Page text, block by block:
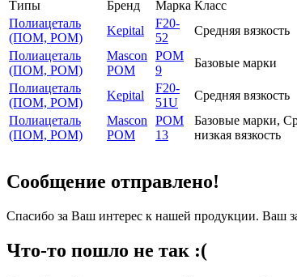
Типы Бренд Марка Класс
Полиацеталь
(ПОМ, POM)
Kepital
F20-
52
Средняя вязкость
Полиацеталь
(ПОМ, POM)
Mascon
POM
POM
9
Базовые марки
Полиацеталь
(ПОМ, POM)
Kepital
F20-
51U
Средняя вязкость
Полиацеталь
(ПОМ, POM)
Mascon
POM
POM
13
Базовые марки,
низкая вязкость
Сообщение отправлено!
Спасибо за Ваш интерес к нашей продукции. Ваш
Что-то пошло не так :(